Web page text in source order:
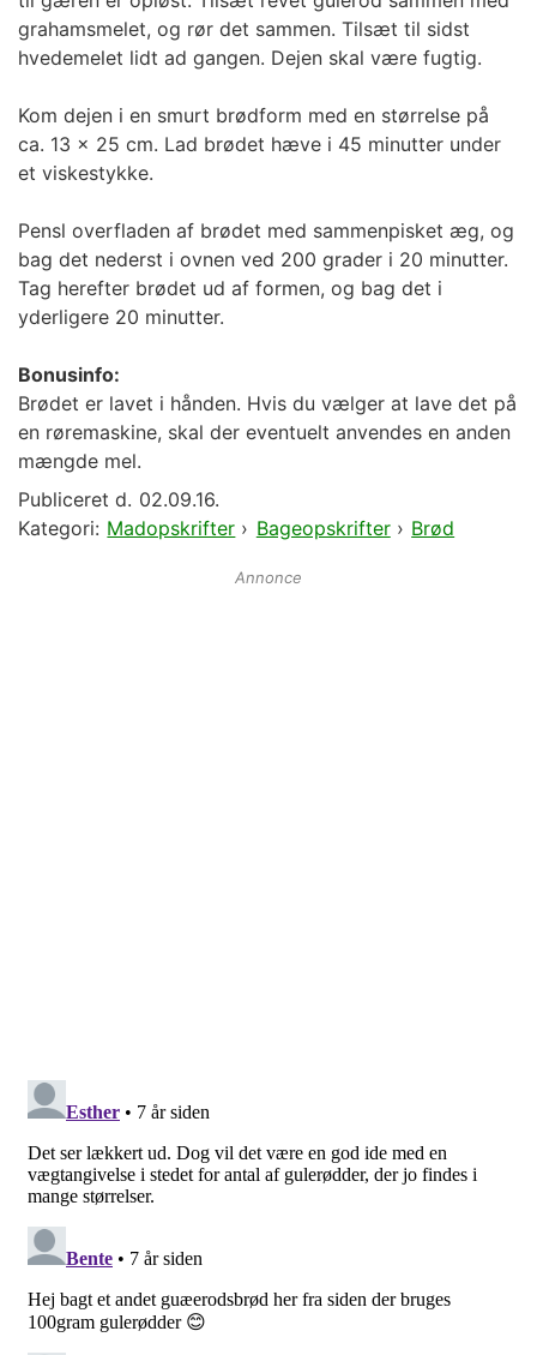
grahamsmelet, og rør det sammen. Tilsæt til sidst
hvedemelet lidt ad gangen. Dejen skal være fugtig.
Kom dejen i en smurt brødform med en størrelse på
ca. 13 x 25 cm. Lad brødet hæve i 45 minutter under
et viskestykke.
Pensl overfladen af brødet med sammenpisket æg, og
bag det nederst i ovnen ved 200 grader i 20 minutter.
Tag herefter brødet ud af formen, og bag det i
yderligere 20 minutter.
Bonusinfo:
Brødet er lavet i hånden. Hvis du vælger at lave det på
en røremaskine, skal der eventuelt anvendes en anden
mængde mel.
Publiceret d. 02.09.16.
Kategori: Madopskrifter › Bageopskrifter› Brød
Annonce